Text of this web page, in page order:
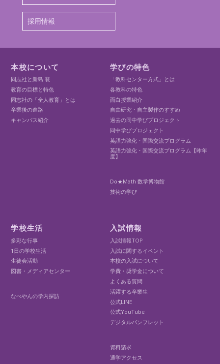
採用情報
本校について
同志社と新島 襄
教育の目標と特色
同志社の「全人教育」とは
卒業後の進路
キャンパス紹介
学びの特色
「教科センター方式」とは
各教科の特色
面白授業紹介
自由研究・自主製作のすすめ
過去の同中学びプロジェクト
同中学びプロジェクト
英語力強化・国際交流プログラム
英語力強化・国際交流プログラム【昨年
度】
Do★Math 数学博物館
技術の学び
学校生活
多彩な行事
1日の学校生活
生徒会活動
図書・メディアセンター
なべやんの学内探訪
入試情報
入試情報TOP
入試に関するイベント
本校の入試について
学費・奨学金について
よくある質問
活躍する卒業生
公式LINE
公式YouTube
デジタルパンフレット
資料請求
通学アクセス